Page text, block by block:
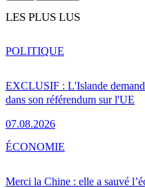
LES PLUS LUS
EXCLUSIF : L'Islande
dans son référendum sur l'UE
07.08.2026
POLITIQUE
Merci la Chine : elle a sauvé
ÉCONOMIE